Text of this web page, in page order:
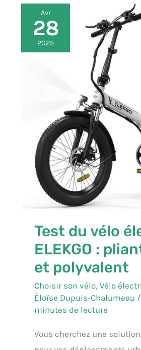
Avr
28
2025
Test du vélo
ELEKGO :
et polyvalent
Choisir son vélo, Vélo
Éloïse Dupuis-Chalumeau /
minutes de lecture
Vous cherchez une
Test
du
vélo
électrique
polyvalent